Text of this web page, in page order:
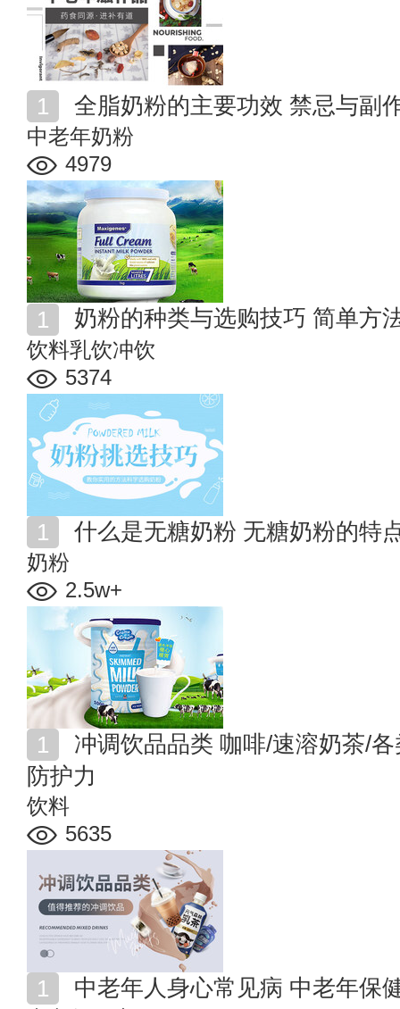
全脂奶粉的主要功效 禁忌与副
中老年奶粉
4979
奶粉的种类与选购技巧 简单方
饮料乳饮冲饮
5374
什么是无糖奶粉 无糖奶粉的特
奶粉
2.5w+
防护力
饮料
5635
中老年人身心常见病 中老年保